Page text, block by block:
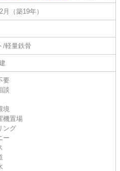
月（築19年）
/軽量鉄骨
要
談
境
機置場
ング
ー